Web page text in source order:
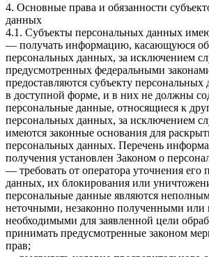
4. Основные права и обязанности
данных
4.1. Субъекты персональных данных
— получать информацию, касающуюся
персональных данных, за исключением
предусмотренных федеральными
предоставляются субъекту
в доступной форме, и в них не должны
персональные данные, относящиеся к
персональных данных, за исключением
имеются законные основания для
персональных данных. Перечень
получения установлен Законом о
— требовать от оператора уточнения его
данных, их блокирования или
персональные данные являются
неточными, незаконно полученными или
необходимыми для заявленной цели
принимать предусмотренные законом
прав;